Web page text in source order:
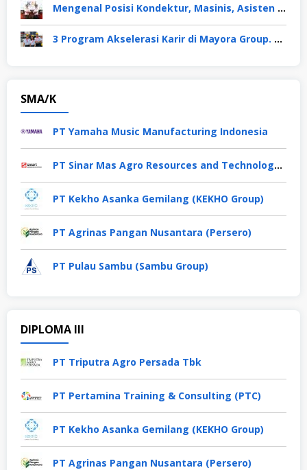
Mengenal Posisi Kondektur, Masinis, Asisten PPKA, Pemeliharaan Sarana dan Prasarana, Polsuska (Polisi Khusus Kereta Api), di PT KAI
3 Program Akselerasi Karir di Mayora Group. Apa Saja? Berikut Penjelasannya
SMA/K
PT Yamaha Music Manufacturing Indonesia
PT Sinar Mas Agro Resources and Technology Tbk
PT Kekho Asanka Gemilang (KEKHO Group)
PT Agrinas Pangan Nusantara (Persero)
PT Pulau Sambu (Sambu Group)
DIPLOMA III
PT Triputra Agro Persada Tbk
PT Pertamina Training & Consulting (PTC)
PT Kekho Asanka Gemilang (KEKHO Group)
PT Agrinas Pangan Nusantara (Persero)